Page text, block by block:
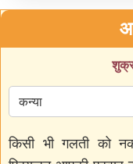
किसी भी गलती को